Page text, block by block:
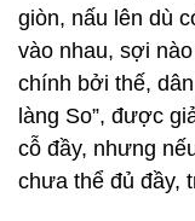
giòn, nấu lên dù
vào nhau, sợi
chính bởi thế,
làng So”, được
cỗ đầy, nhưng
chưa thể đủ đầy,